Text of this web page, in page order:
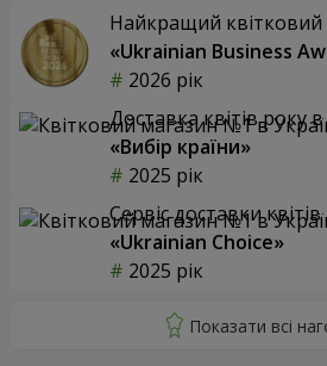
Найкращий квітковий
«Ukrainian Business
2026 рік
Доставка квітів року в
«Вибір країни»
2025 рік
Сервіс доставки квітів
«Ukrainian Choice»
2025 рік